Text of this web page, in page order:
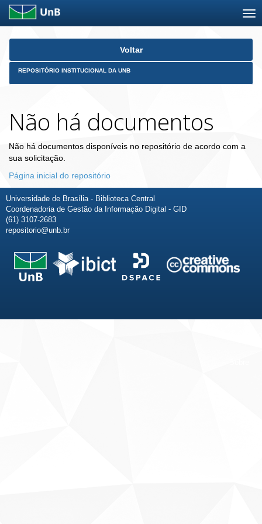
Skip
Voltar
REPOSITÓRIO INSTITUCIONAL DA UNB
Não há documentos
Não há documentos disponíveis no repositório de acordo com a
sua solicitação.
Página inicial do repositório
Universidade de Brasília - Biblioteca Central
Coordenadoria de Gestão da Informação Digital - GID
(61) 3107-2683
repositorio@unb.br